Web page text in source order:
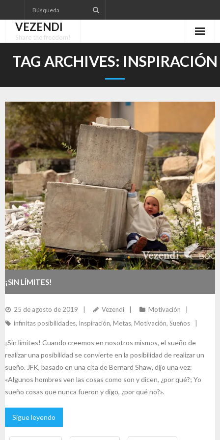
to
contentVEZENDI
Share the freedom!
TAG ARCHIVES: INSPIRACIÓN
¡SIN LÍMITES!
25 de agosto de 2019 Vezendi
Motivación
infinitas posibilidades, Inspiración, Metas, Motivación, Sueños
¡Sin límites! Cuando creemos en nosotros mismos, el sueño de
realizar una posibilidad se convierte en la posibilidad de realizar un
sueño. JFK, basado en una cita de Bernard Shaw, dijo una vez:
«Algunos hombres ven las cosas como son y dicen, ¿por qué?; Yo
sueño cosas que nunca fueron y digo, ¿por qué no?».
Sigue leyendo